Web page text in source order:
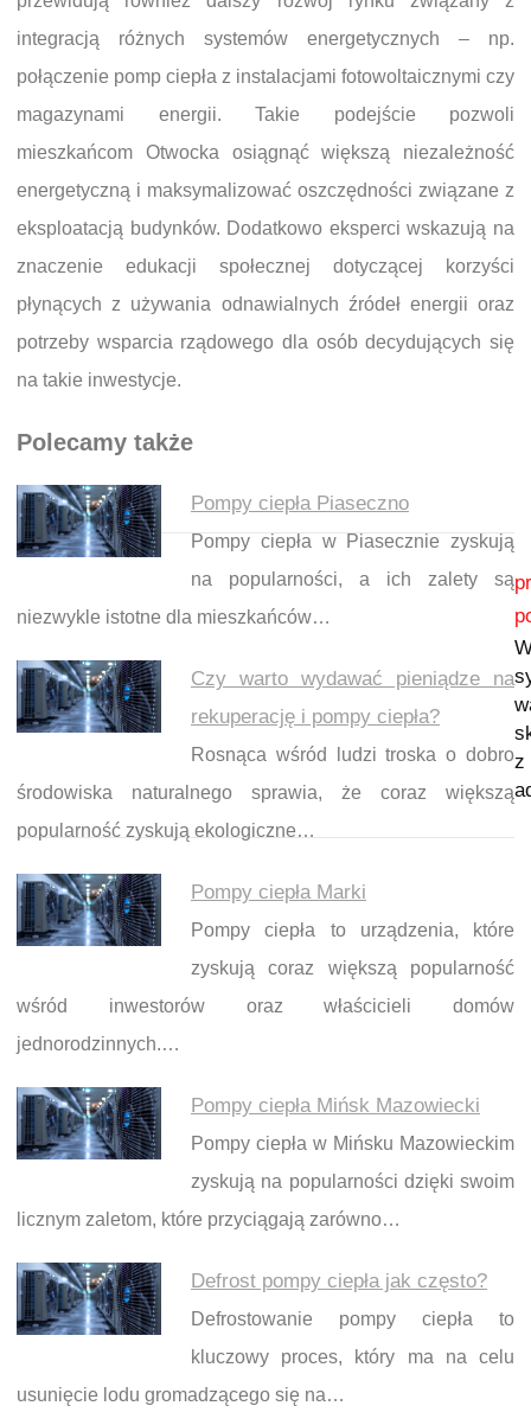
integracją różnych systemów energetycznych – np.
połączenie pomp ciepła z instalacjami fotowoltaicznymi czy
magazynami energii. Takie podejście pozwoli
mieszkańcom Otwocka osiągnąć większą niezależność
energetyczną i maksymalizować oszczędności związane z
eksploatacją budynków. Dodatkowo eksperci wskazują na
znaczenie edukacji społecznej dotyczącej korzyści
płynących z używania odnawialnych źródeł energii oraz
potrzeby wsparcia rządowego dla osób decydujących się
na takie inwestycje.
Polecamy także
Pompy ciepła Piaseczno
Pompy ciepła w Piasecznie zyskują
na popularności, a ich zalety są
niezwykle istotne dla mieszkańców…
Czy warto wydawać pieniądze na
rekuperację i pompy ciepła?
Rosnąca wśród ludzi troska o dobro
środowiska naturalnego sprawia, że coraz większą
popularność zyskują ekologiczne…
Pompy ciepła Marki
Pompy ciepła to urządzenia, które
zyskują coraz większą popularność
wśród inwestorów oraz właścicieli domów
jednorodzinnych.…
Pompy ciepła Mińsk Mazowiecki
Pompy ciepła w Mińsku Mazowieckim
zyskują na popularności dzięki swoim
licznym zaletom, które przyciągają zarówno…
Defrost pompy ciepła jak często?
Defrostowanie pompy ciepła to
kluczowy proces, który ma na celu
usunięcie lodu gromadzącego się na…
Nawigacja wpisu
z